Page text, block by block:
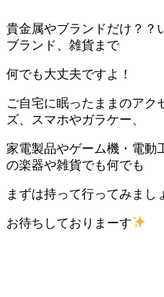
貴金属やブランドだけ？？
ブランド、雑貨まで
何でも大丈夫ですよ！
ご自宅に眠ったままのアク
ズ、スマホやガラケー、
家電製品やゲーム機・電動
の楽器や雑貨でも何でも
まずは持って行ってみまし
お待ちしておりまーす